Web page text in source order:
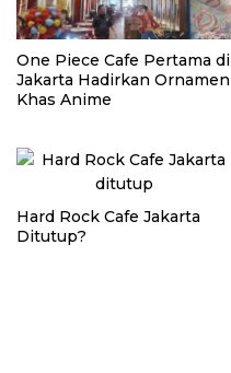
One Piece Cafe Pertama di
Jakarta Hadirkan Ornamen
Khas Anime
Hard Rock Cafe Jakarta
Ditutup?